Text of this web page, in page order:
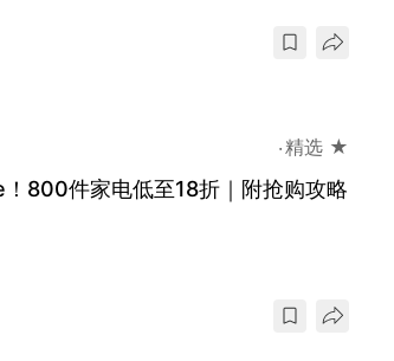
精选 ★
800件家电低至18折｜附抢购攻略